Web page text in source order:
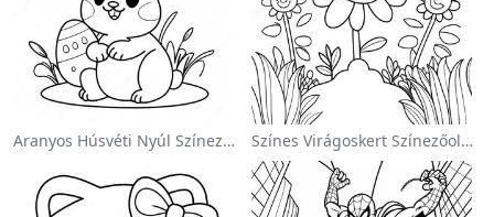
Aranyos Húsvéti Nyúl Színezőoldalon Színes Virágoskert Színezőoldalon